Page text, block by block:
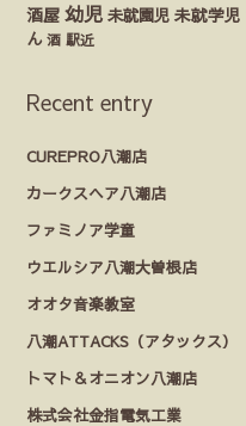
酒屋 幼児 未就園児 未就学児
ん 酒 駅近
Recent entry
CUREPRO八潮店
カークスヘア八潮店
ファミノア学童
ウエルシア八潮大曽根店
オオタ音楽教室
八潮ATTACKS（アタックス）
トマト＆オニオン八潮店
株式会社金指電気工業